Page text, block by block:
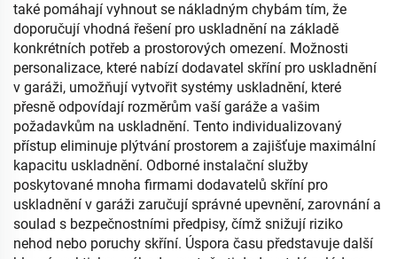
také pomáhají vyhnout se nákladným chybám tím, že
doporučují vhodná řešení pro uskladnění na základě
konkrétních potřeb a prostorových omezení. Možnosti
personalizace, které nabízí dodavatel skříní pro uskladnění
v garáži, umožňují vytvořit systémy uskladnění, které
přesně odpovídají rozměrům vaší garáže a vašim
požadavkům na uskladnění. Tento individualizovaný
přístup eliminuje plýtvání prostorem a zajišťuje maximální
kapacitu uskladnění. Odborné instalační služby
poskytované mnoha firmami dodavatelů skříní pro
uskladnění v garáži zaručují správné upevnění, zarovnání a
soulad s bezpečnostními předpisy, čímž snižují riziko
nehod nebo poruchy skříní. Úspora času představuje další